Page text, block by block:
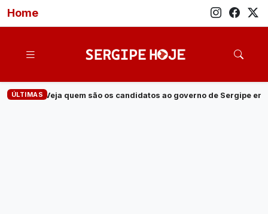
Home
ÚLTIMAS
candidatos ao governo de Sergipe em 2026 · Operação